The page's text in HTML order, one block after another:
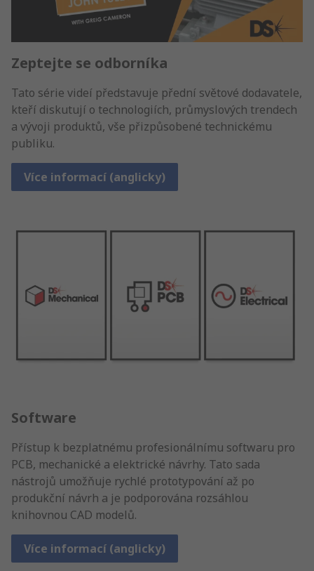
Zeptejte se odborníka
Tato série videí představuje přední světové dodavatele,
kteří diskutují o technologiích, průmyslových trendech
a vývoji produktů, vše přizpůsobené technickému
publiku.
Více informací (anglicky)
Software
Přístup k bezplatnému profesionálnímu softwaru pro
PCB, mechanické a elektrické návrhy. Tato sada
nástrojů umožňuje rychlé prototypování až po
produkční návrh a je podporována rozsáhlou
knihovnou CAD modelů.
Více informací (anglicky)